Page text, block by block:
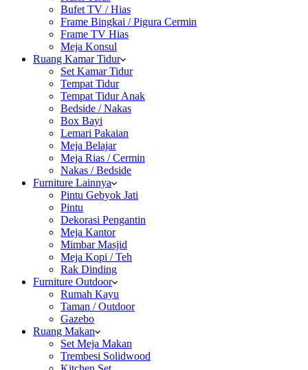
Bufet TV / Hias
Frame Bingkai / Pigura Cermin
Frame TV Hias
Meja Konsul
Ruang Kamar Tidur
Set Kamar Tidur
Tempat Tidur
Tempat Tidur Anak
Bedside / Nakas
Box Bayi
Lemari Pakaian
Meja Belajar
Meja Rias / Cermin
Nakas / Bedside
Furniture Lainnya
Pintu Gebyok Jati
Pintu
Dekorasi Pengantin
Meja Kantor
Mimbar Masjid
Meja Kopi / Teh
Rak Dinding
Furniture Outdoor
Rumah Kayu
Taman / Outdoor
Gazebo
Ruang Makan
Set Meja Makan
Trembesi Solidwood